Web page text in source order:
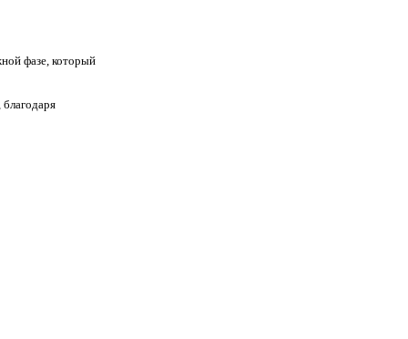
фазе, который